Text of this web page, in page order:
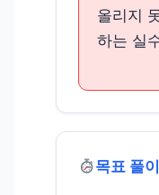
올리지
하는 실
목표 풀